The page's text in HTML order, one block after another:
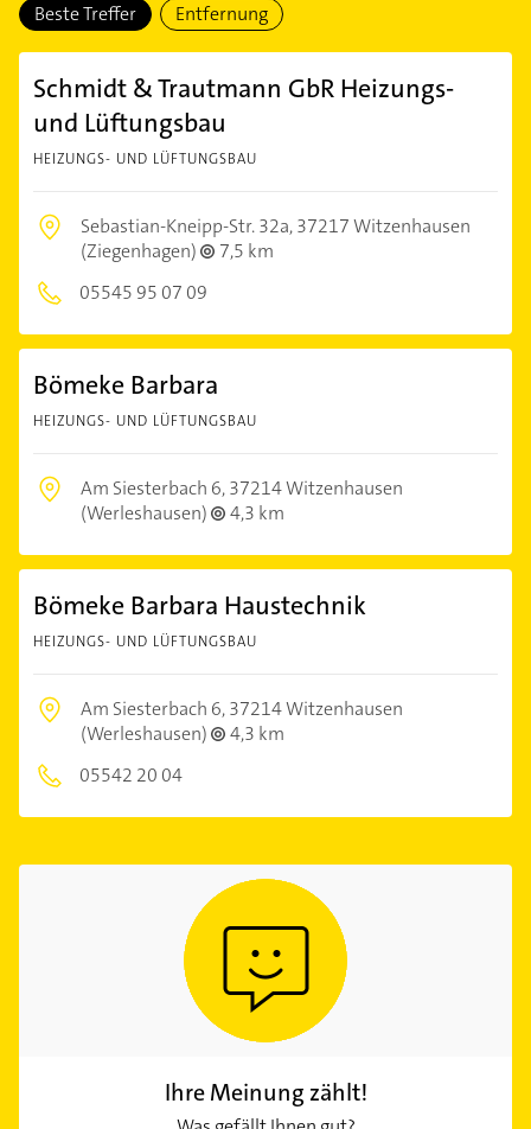
Beste Treffer Entfernung
Schmidt & Trautmann GbR Heizungs-
und Lüftungsbau
HEIZUNGS- UND LÜFTUNGSBAU
Sebastian-Kneipp-Str. 32a,37217 Witzenhausen
(Ziegenhagen)
7,5 km
05545 95 07 09
Bömeke Barbara
HEIZUNGS- UND LÜFTUNGSBAU
Am Siesterbach 6,37214 Witzenhausen
(Werleshausen)
4,3 km
Bömeke Barbara Haustechnik
HEIZUNGS- UND LÜFTUNGSBAU
Am Siesterbach 6,37214 Witzenhausen
(Werleshausen)
4,3 km
05542 20 04
Ihre Meinung zählt!